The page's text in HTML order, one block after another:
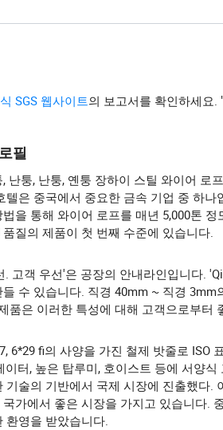
SGS 웹사이트의 보고서를 확인하세요. "
필
난퉁, 난퉁, 옌퉁 장하이 스틸 와이어 로
텔은 중국에서 중요한 금속 기업 중 하나
을 통해 와이어 로프를 매년 5,000톤
질의 제품이 첫 번째 수준에 있습니다.
. 고객 우선'은 공장의 안내라인입니다.
들 수 있습니다. 직경 40mm ~ 직경 3mm
품은 이러한 특성에 대해 고객으로부터
6*29 fi의 사양을 가진 철제 밧줄로 ISO
이터, 높은 탑루미, 호이스트 등에 서양
기술의 기반에서 국제 시장에 진출했다.
국가에서 좋은 시장을 가지고 있습니다.
환영을 받았습니다.